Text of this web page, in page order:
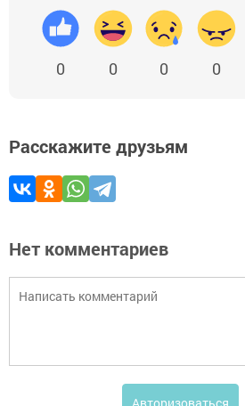
0 0 0 0
Расскажите друзьям
Нет комментариев